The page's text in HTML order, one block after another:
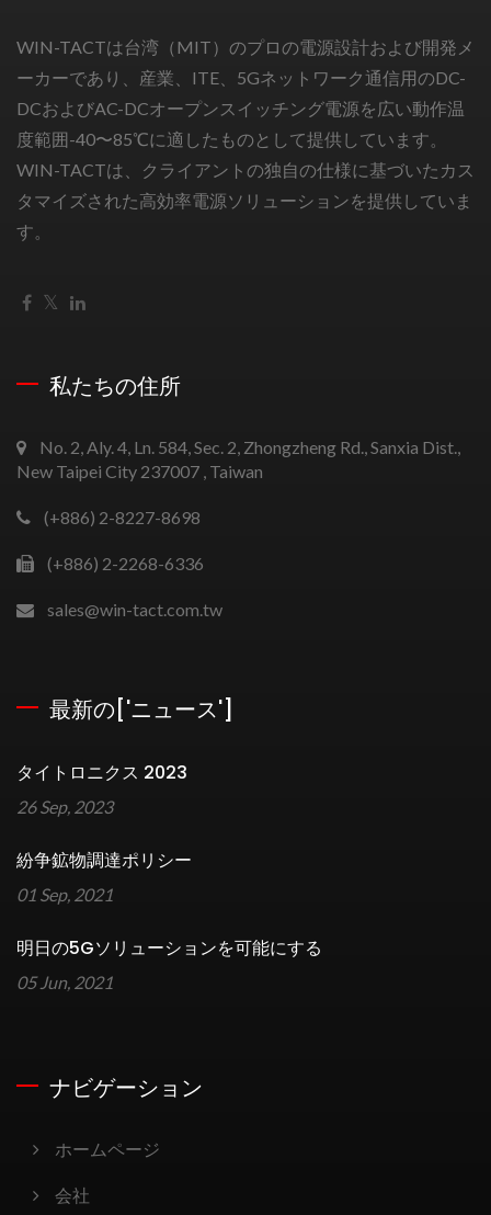
WIN-TACTは台湾（MIT）のプロの電源設計および開発メ
ーカーであり、産業、ITE、5Gネットワーク通信用のDC-
DCおよびAC-DCオープンスイッチング電源を広い動作温
度範囲-40〜85℃に適したものとして提供しています。
WIN-TACTは、クライアントの独自の仕様に基づいたカス
タマイズされた高効率電源ソリューションを提供していま
す。
私たちの住所
No. 2, Aly. 4, Ln. 584, Sec. 2, Zhongzheng Rd., Sanxia Dist.,
New Taipei City 237007 , Taiwan
(+886) 2-8227-8698
(+886) 2-2268-6336
sales@win-tact.com.tw
最新の['ニュース']
タイトロニクス 2023
26 Sep, 2023
紛争鉱物調達ポリシー
01 Sep, 2021
明日の5Gソリューションを可能にする
05 Jun, 2021
ナビゲーション
ホームページ
会社